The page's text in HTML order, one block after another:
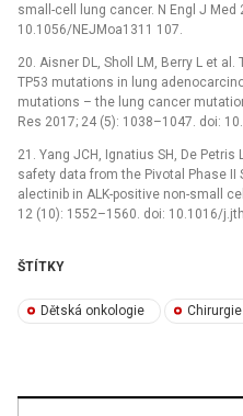
small-cell lung cancer. N Engl J Med
10.1056/NEJMoa1311 107.
20. Aisner DL, Sholl LM, Berry L et
TP53 mutations in lung
mutations –⁠ the lung cancer
Res 2017; 24 (5): 1038–1047. doi:
21. Yang JCH, Ignatius SH, De
safety data from the Pivotal Phase II
alectinib in ALK-positive non-small
12 (10): 1552–1560. doi: 10.1016/
ŠTÍTKY
Dětská onkologie